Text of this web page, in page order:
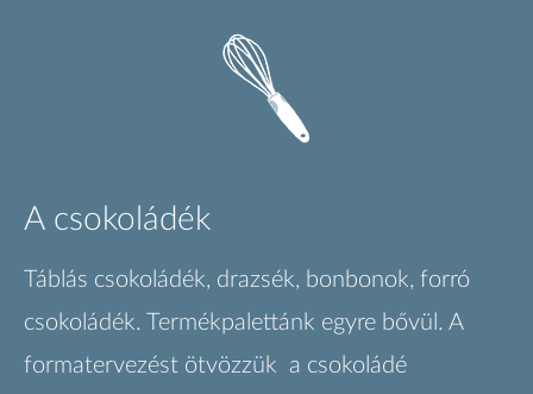
A csokoládék
Táblás csokoládék, drazsék, bonbonok, forró
csokoládék. Termékpalettánk egyre bővül. A
formatervezést ötvözzük a csokoládé